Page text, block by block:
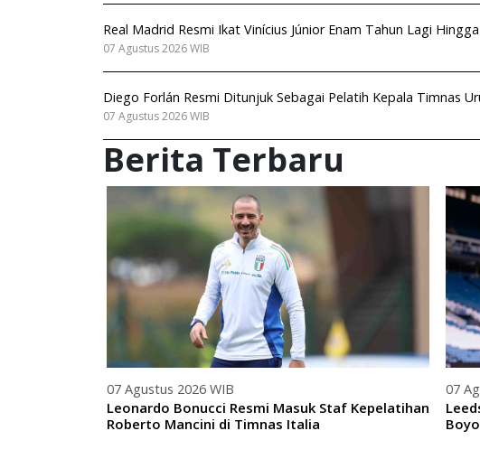
Real Madrid Resmi Ikat Vinícius Júnior Enam Tahun Lagi
07 Agustus 2026 WIB
Diego Forlán Resmi Ditunjuk Sebagai Pelatih Kepala Timnas
07 Agustus 2026 WIB
Berita Terbaru
07 Agustus 2026 WIB
Leonardo Bonucci Resmi Masuk Staf Kepelatihan
Roberto Mancini di Timnas Italia
07